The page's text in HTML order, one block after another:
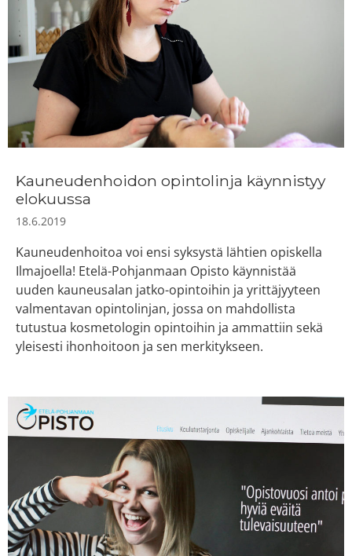
Kauneudenhoidon opintolinja käynnistyy
elokuussa
18.6.2019
Kauneudenhoitoa voi ensi syksystä lähtien opiskella
Ilmajoella! Etelä-Pohjanmaan Opisto käynnistää
uuden kauneusalan jatko-opintoihin ja yrittäjyyteen
valmentavan opintolinjan, jossa on mahdollista
tutustua kosmetologin opintoihin ja ammattiin sekä
yleisesti ihonhoitoon ja sen merkitykseen.